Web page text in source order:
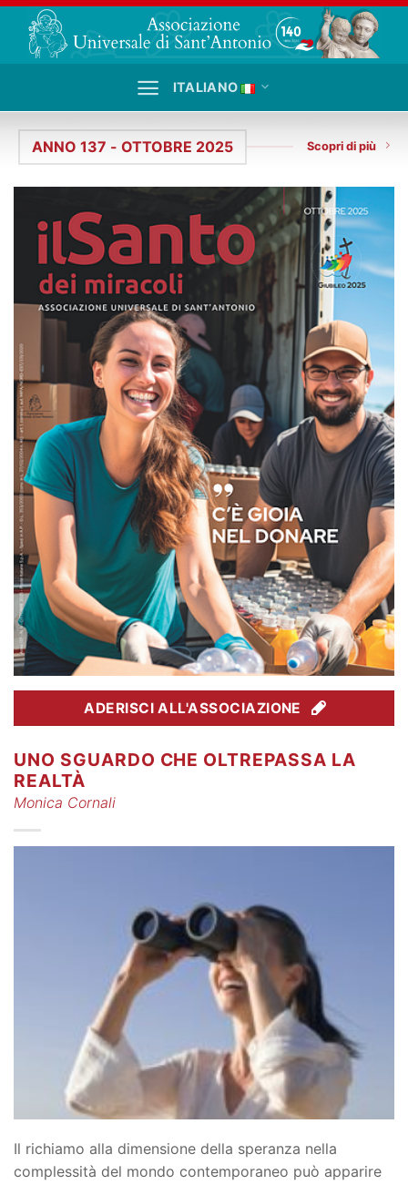
Salta
contenuti
ITALIANO
ANNO 137 - OTTOBRE 2025 Scopri di più
ADERISCI ALL'ASSOCIAZIONE
UNO SGUARDO CHE OLTREPASSA LA
REALTÀ
Monica Cornali
Il richiamo alla dimensione della speranza nella
complessità del mondo contemporaneo può apparire